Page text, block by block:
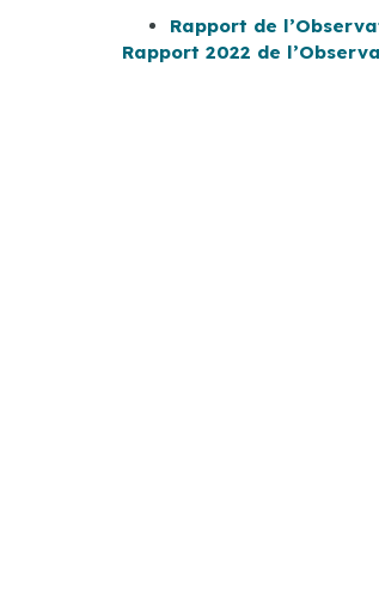
Rapport de
Rapport 2022 de